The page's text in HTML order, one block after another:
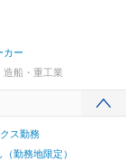
カー
造船・重工業
ス勤務
勤務地限定）